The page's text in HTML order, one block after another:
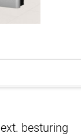
besturing